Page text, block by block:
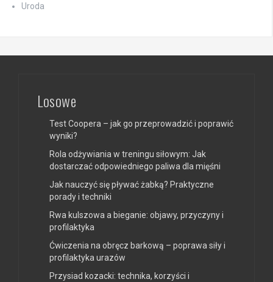
Uroda
Losowe
Test Coopera – jak go przeprowadzić i poprawić
wyniki?
Rola odżywiania w treningu siłowym: Jak
dostarczać odpowiedniego paliwa dla mięśni
Jak nauczyć się pływać żabką? Praktyczne
porady i techniki
Rwa kulszowa a bieganie: objawy, przyczyny i
profilaktyka
Ćwiczenia na obręcz barkową – poprawa siły i
profilaktyka urazów
Przysiad kozacki: technika, korzyści i